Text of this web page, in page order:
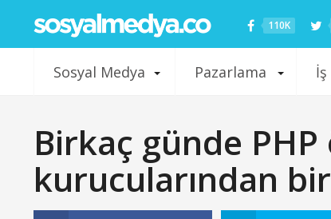
110K
Sosyal Medya Pazarlama İş
Birkaç günde
kurucularından